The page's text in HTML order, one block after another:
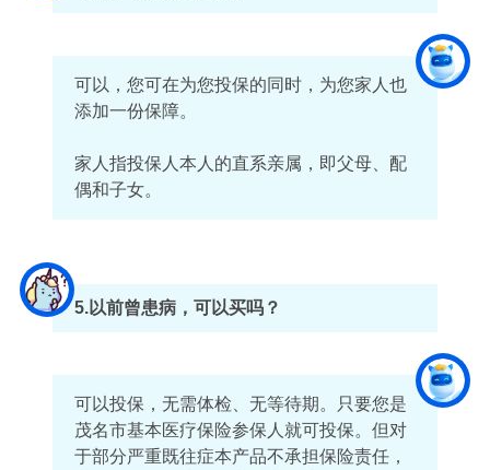
可以，您可在为您投保的同时，为您家人也
添加一份保障。
家人指投保人本人的直系亲属，即父母、配
偶和子女。
5.以前曾患病，可以买吗？
可以投保，无需体检、无等待期。只要您是
茂名市基本医疗保险参保人就可投保。但对
于部分严重既往症本产品不承担保险责任，